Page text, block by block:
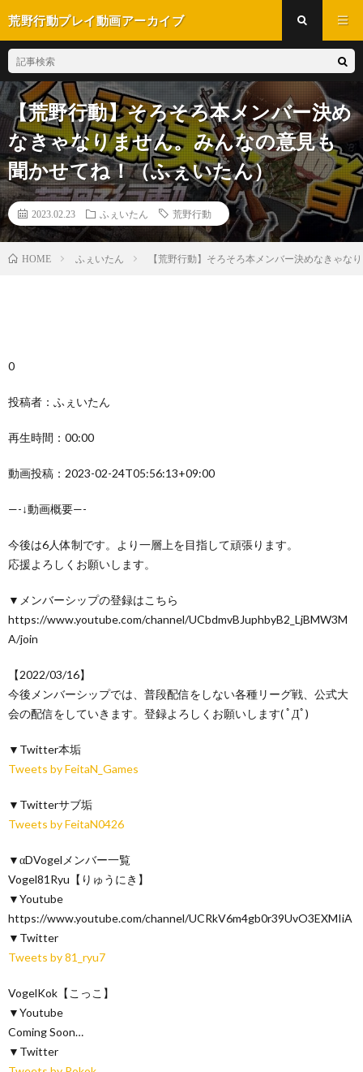
荒野行動プレイ動画アーカイブ
【荒野行動】そろそろ本メンバー決め
なきゃなりません。みんなの意見も
聞かせてね！（ふぇいたん）
2023.02.23 ふぇいたん 荒野行動
HOME ふぇいたん 【荒野行動】そろそろ本メンバー決めなきゃな
0
投稿者：ふぇいたん
再生時間：00:00
動画投稿：2023-02-24T05:56:13+09:00
—-↓動画概要—-
今後は6人体制です。より一層上を目指して頑張ります。
応援よろしくお願いします。
▼メンバーシップの登録はこちら
https://www.youtube.com/channel/UCbdmvBJuphbyB2_LjBMW3M
A/join
【2022/03/16】
今後メンバーシップでは、普段配信をしない各種リーグ戦、公式大
会の配信をしていきます。登録よろしくお願いします( ﾟДﾟ)
▼Twitter本垢
Tweets by FeitaN_Games
▼Twitterサブ垢
Tweets by FeitaN0426
▼αDVogelメンバー一覧
Vogel81Ryu【りゅうにき】
▼Youtube
https://www.youtube.com/channel/UCRkV6m4gb0r39UvO3EXMIiA
▼Twitter
Tweets by 81_ryu7
VogelKok【こっこ】
▼Youtube
Coming Soon…
▼Twitter